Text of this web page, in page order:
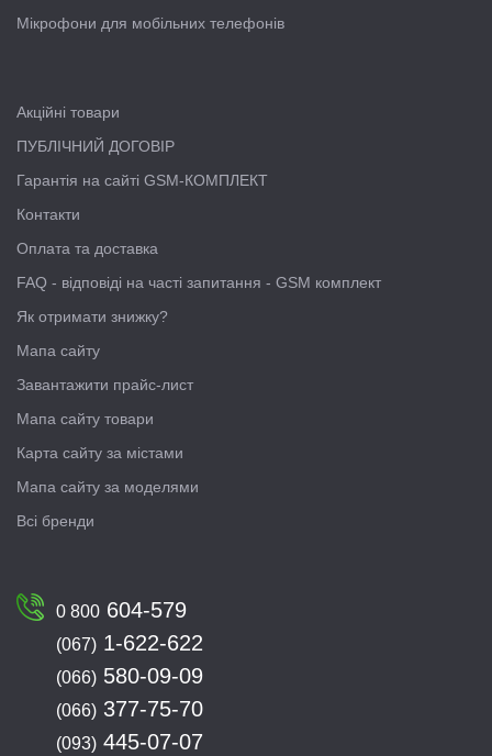
Мікрофони для мобільних телефонів
Акційні товари
ПУБЛІЧНИЙ ДОГОВІР
Гарантія на сайті GSM-КОМПЛЕКТ
Контакти
Оплата та доставка
FAQ - відповіді на часті запитання - GSM комплект
Як отримати знижку?
Мапа сайту
Завантажити прайс-лист
Мапа сайту товари
Карта сайту за містами
Мапа сайту за моделями
Всі бренди
0 800 604-579
(067) 1-622-622
(066) 580-09-09
(066) 377-75-70
(093) 445-07-07